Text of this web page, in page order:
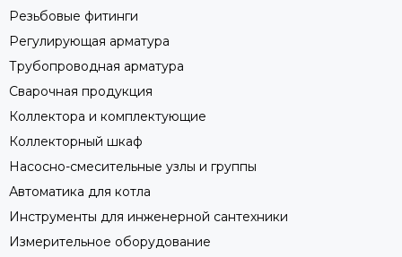
Резьбовые фитинги
Регулирующая арматура
Трубопроводная арматура
Сварочная продукция
Коллектора и комплектующие
Коллекторный шкаф
Насосно-смесительные узлы и группы
Автоматика для котла
Инструменты для инженерной сантехники
Измерительное оборудование